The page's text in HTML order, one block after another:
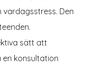
Den
sätt att
en konsultation